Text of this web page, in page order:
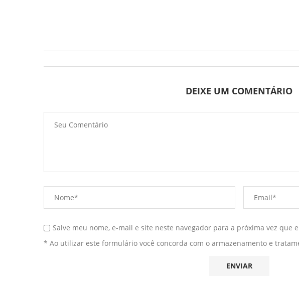
DEIXE UM COMENTÁRIO
Salve meu nome, e-mail e site neste navegador para a próxima vez que
* Ao utilizar este formulário você concorda com o armazenamento e